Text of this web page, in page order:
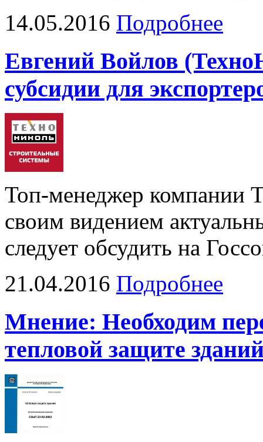
14.05.2016 Подробнее
Евгений Войлов
субсидии для
Топ-менеджер компании
своим видением
следует обсудить на
21.04.2016 Подробнее
Мнение: Необходим
тепловой защите